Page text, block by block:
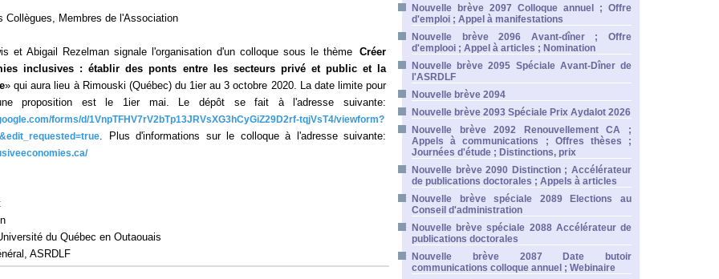
Collègues, Membres de l'Association
et Abigail Rezelman signale l'organisation d'un colloque sous le thème Créer
inclusives : établir des ponts entre les secteurs privé et public et la
» qui aura lieu à Rimouski (Québec) du 1ier au 3 octobre 2020. La date limite pour
proposition est le 1ier mai. Le dépôt se fait à l'adresse suivante:
forms/d/1VnpTFHV7rV2bTp13JRVsXG3hCyGiZ29D2rf-tqjVsT4/viewform?
. Plus d'informations sur le colloque à l'adresse suivante:
du Québec en Outaouais
ASRDLF
Nouvelle brève 2097 Colloque annuel ; Offre
d'emploi ; Appel à manifestations
Nouvelle brève 2096 Avant-dîner ; Offre
d'emplooi ; Appel à articles ; Nomination
Nouvelle brève 2095 Spéciale Avant-Dîner de
l'ASRDLF
Nouvelle brève 2094
Nouvelle brève 2093 Spéciale Prix Aydalot 2026
Nouvelle brève 2092 Renouvellement CA ;
Appels à communications ; Offres thèses ;
Journées d'étude ; Distinctions, prix
Nouvelle brève 2090 Distinction ; Accélérateur
de publications doctorales ; Appels à articles
Nouvelle brève spéciale 2089 Elections au
Conseil d'administration
Nouvelle brève spéciale 2088 Accélérateur de
publications doctorales
Nouvelle brève 2087 Date butoir
communications colloque annuel ; Webinaire